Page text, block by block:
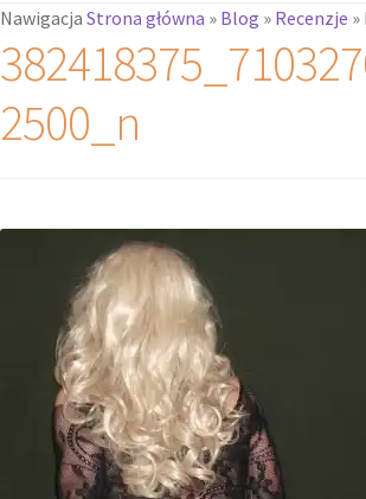
NawigacjaStrona główna » Blog » Recenzje »
2500_n